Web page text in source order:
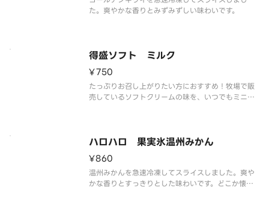
た。爽やかな香りとみずみずしい味わいです。
得盛ソフト ミルク
¥750
たっぷりお召し上がりたい方におすすめ！牧場で販
売しているソフトクリームの味を、いつでもミニス
ハロハロ 果実氷温州みかん
¥860
温州みかんを急速冷凍してスライスしました。爽や
かな香りとすっきりとした味わいです。どこか懐か